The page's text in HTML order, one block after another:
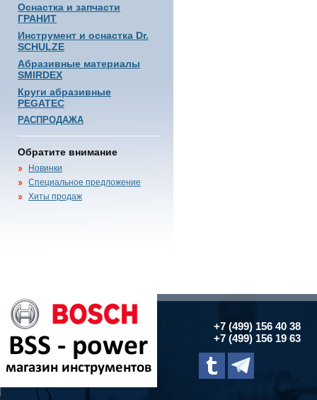
Оснастка и запчасти
ГРАНИТ
Инструмент и оснастка Dr.
SCHULZE
Абразивные материалы
SMIRDEX
Круги абразивные
PEGATEC
РАСПРОДАЖА
Обратите внимание
Новинки
Специальное предложение
Хиты продаж
+7 (499) 156 40 38
+7 (499) 156 19 63